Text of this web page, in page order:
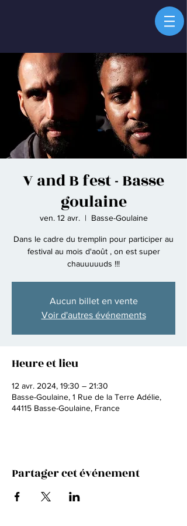
V and B fest - Basse
goulaine
ven. 12 avr.
  |
Basse-Goulaine
Dans le cadre du tremplin pour participer au
festival au mois d'août , on est super
chauuuuuds !!!
Aucun billet en vente
Voir d'autres événements
Heure et lieu
12 avr. 2024, 19:30 – 21:30
Basse-Goulaine, 1 Rue de la Terre Adélie,
44115 Basse-Goulaine, France
Partager cet événement